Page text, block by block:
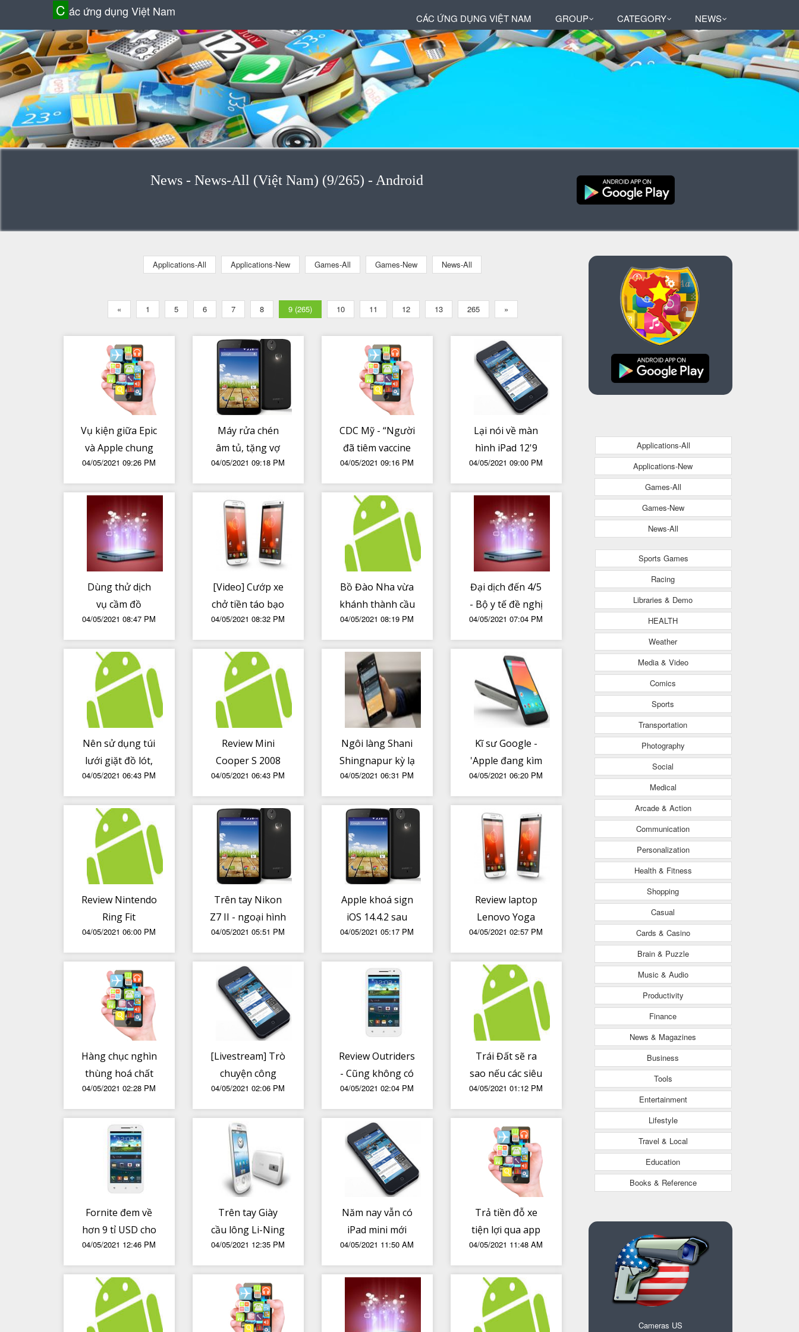
C ác ứng dụng Việt Nam CÁC ỨNG DỤNG VIỆT NAM GROUP CATEGORY NEWS
News - News-All (Việt Nam) (9/265) - Android
Applications-All Applications-New Games-All Games-New News-All
« 1 5 6 7 8 9 (265) 10 11 12 13 265 »
Vụ kiện giữa Epic
và Apple chung
quy chỉ xoay
quanh một câu
hỏi - 'iPhone là
gì '
04/05/2021 09:26 PM
Máy rửa chén
âm tủ, tặng vợ
thì cái này còn
hơn iPhone
04/05/2021 09:18 PM
CDC Mỹ - “Người
đã tiêm vaccine
COVID-19 đầy đủ
có thể ra ngoài
mà không cần
đeo khẩu trang”
04/05/2021 09:16 PM
Lại nói về màn
hình iPad 12'9
2021 - độ sáng,
độ tối, lựa chọn
đúng
04/05/2021 09:00 PM
Dùng thử dịch
vụ cầm đồ
Vietmoney
04/05/2021 08:47 PM
[Video] Cướp xe
chở tiền táo bạo
ở Nam Phi - rượt
đuổi bắn nhau
như phim
Hollywood
04/05/2021 08:32 PM
Bồ Đào Nha vừa
khánh thành cầu
đi bộ dài nhất
thế giới
04/05/2021 08:19 PM
Đại dịch đến 4/5
- Bộ y tế đề nghị
tạm thời chưa
cho người đã
cách ly đủ 14
ngày được ra về
04/05/2021 07:04 PM
Nên sử dụng túi
lưới giặt đồ lót,
vớ chân để hạn
chế dị vật chui ra
ngoài lồng giặt
04/05/2021 06:43 PM
Review Mini
Cooper S 2008
sau 5 năm sử
dụng
04/05/2021 06:43 PM
Ngôi làng Shani
Shingnapur kỳ lạ
ở Ấn Độ, nơi mọi
ngôi nhà đều
không có cửa
04/05/2021 06:31 PM
Kĩ sư Google -
'Apple đang kìm
hãm các trình
duyệt trên iOS vì
sự độc quyền
của mình'
04/05/2021 06:20 PM
Review Nintendo
Ring Fit
Adventure - Vừa
chơi game vừa
tập thể dục, mệt
mà vui
04/05/2021 06:00 PM
Trên tay Nikon
Z7 II - ngoại hình
giống Z7, Z6 II,
lấy nét rất
nhanh, cùng
nhiều nâng cấp
đáng giá
04/05/2021 05:51 PM
Apple khoá sign
iOS 14.4.2 sau
khi phát hành
14.5.1; người
dùng không thể
hạ cấp nếu đã
cập nhật
04/05/2021 05:17 PM
Review laptop
Lenovo Yoga
Y510 mà em gái
mình đã dùng
được gần 5 năm
04/05/2021 02:57 PM
Hàng chục nghìn
thùng hoá chất
độc hại được tìm
thấy dưới đáy
biển California
04/05/2021 02:28 PM
[Livestream] Trò
chuyện công
nghệ với Mod
@Duy Luân -
Smarthome liệu
có cần hay
không
04/05/2021 02:06 PM
Review Outriders
- Cũng không có
gì mới mẻ, được
cái đồ họa rất
đẹp
04/05/2021 02:04 PM
Trái Đất sẽ ra
sao nếu các siêu
núi lửa phun
trào cùng lúc
04/05/2021 01:12 PM
Fornite đem về
hơn 9 tỉ USD cho
Epic trong 2 năm
đầu ra mắt
04/05/2021 12:46 PM
Trên tay Giày
cầu lông Li-Ning
AYTP 011-1
04/05/2021 12:35 PM
Năm nay vẫn có
iPad mini mới
viền mỏng, màn
hình lên tới 9
inch
04/05/2021 11:50 AM
Trả tiền đỗ xe
tiện lợi qua app
My Parking tại
TP.HCM
04/05/2021 11:48 AM
Applications-All
Applications-New
Games-All
Games-New
News-All
Sports Games
Racing
Libraries & Demo
HEALTH
Weather
Media & Video
Comics
Sports
Transportation
Photography
Social
Medical
Arcade & Action
Communication
Personalization
Health & Fitness
Shopping
Casual
Cards & Casino
Brain & Puzzle
Music & Audio
Productivity
Finance
News & Magazines
Business
Tools
Entertainment
Lifestyle
Travel & Local
Education
Books & Reference
Cameras US